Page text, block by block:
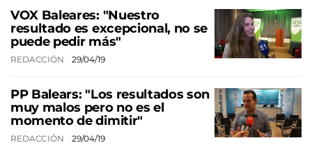
VOX Baleares: "Nuestro
resultado es excepcional, no se
puede pedir más"
REDACCIÓN 29/04/19
PP Balears: "Los resultados son
muy malos pero no es el
momento de dimitir"
REDACCIÓN 29/04/19